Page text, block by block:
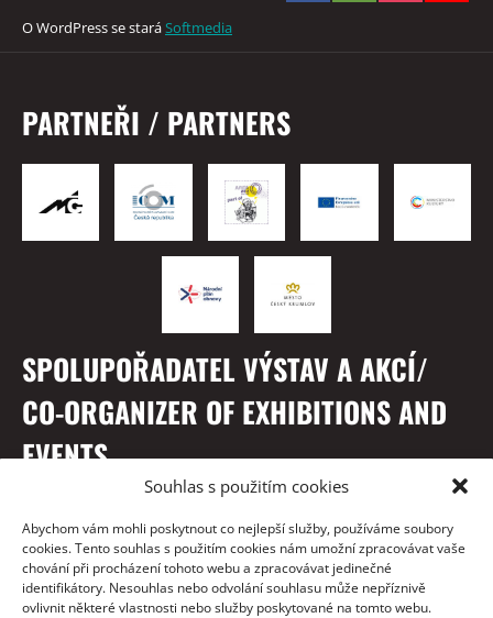
Souhlas s použitím cookies
Abychom vám mohli poskytnout co nejlepší služby, používáme soubory
cookies. Tento souhlas s použitím cookies nám umožní zpracovávat vaše
chování při procházení tohoto webu a zpracovávat jedinečné
identifikátory. Nesouhlas nebo odvolání souhlasu může nepříznivě
ovlivnit některé vlastnosti nebo služby poskytované na tomto webu.
O WordPress se staráSoftmedia
PARTNEŘI / PARTNERS
SPOLUPOŘADATEL VÝSTAV A AKCÍ/
CO-ORGANIZER OF EXHIBITIONS AND
EVENTS